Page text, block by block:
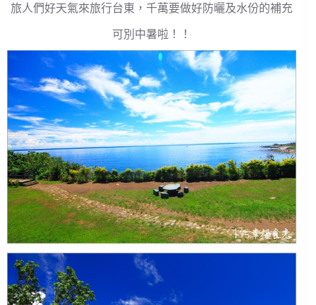
旅人們好天氣來旅行台東，千萬要做好防曬及水份的補充
可別中暑啦！！